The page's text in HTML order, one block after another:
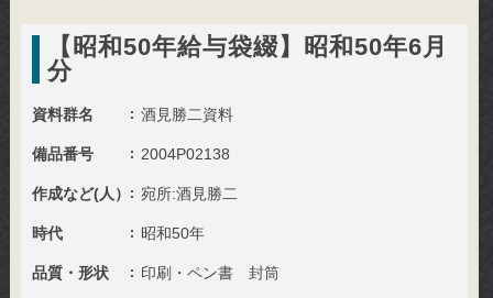
【昭和50年給与袋綴】昭和50年6月
分
資料群名 酒見勝二資料
備品番号 2004P02138
作成など(人） 宛所:酒見勝二
時代 昭和50年
品質・形状 印刷・ペン書 封筒